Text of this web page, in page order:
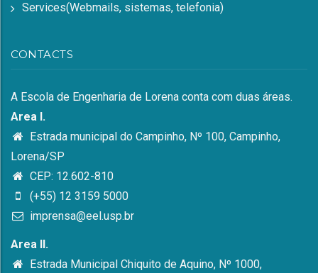
Services(Webmails, sistemas, telefonia)
CONTACTS
A Escola de Engenharia de Lorena conta com duas áreas.
Area I.
Estrada municipal do Campinho, Nº 100, Campinho,
Lorena/SP
CEP: 12.602-810
(+55) 12 3159 5000
imprensa@eel.usp.br
Area II.
Estrada Municipal Chiquito de Aquino, Nº 1000,